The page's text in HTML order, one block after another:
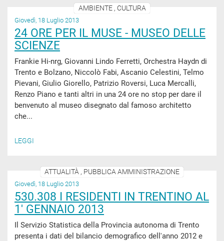
AMBIENTE , CULTURA
Giovedì, 18 Luglio 2013
24 ORE PER IL MUSE - MUSEO DELLE
SCIENZE
Frankie Hi-nrg, Giovanni Lindo Ferretti, Orchestra Haydn di
Trento e Bolzano, Niccolò Fabi, Ascanio Celestini, Telmo
Pievani, Giulio Giorello, Patrizio Roversi, Luca Mercalli,
Renzo Piano e tanti altri in una 24 ore no stop per dare il
benvenuto al museo disegnato dal famoso architetto
che...
LEGGI
ATTUALITÀ , PUBBLICA AMMINISTRAZIONE
Giovedì, 18 Luglio 2013
530.308 I RESIDENTI IN TRENTINO AL
1' GENNAIO 2013
Il Servizio Statistica della Provincia autonoma di Trento
presenta i dati del bilancio demografico dell'anno 2012 e